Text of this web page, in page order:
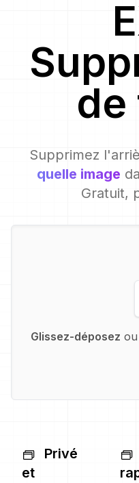
de
Supprimez
quelle image
Gratuit,
Glissez-déposez ou
Privé
et